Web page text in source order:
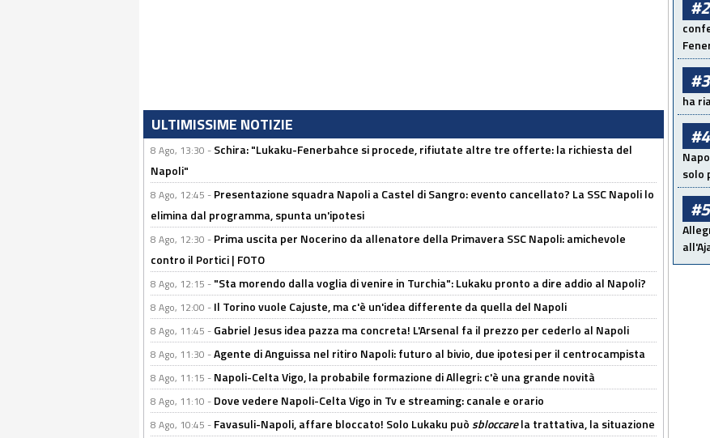
ULTIMISSIME NOTIZIE
8 Ago, 13:30 - Schira: "Lukaku-Fenerbahce si procede, rifiutate altre tre offerte: la richiesta del
Napoli"
8 Ago, 12:45 - Presentazione squadra Napoli a Castel di Sangro: evento cancellato? La SSC Napoli lo
elimina dal programma, spunta un'ipotesi
8 Ago, 12:30 - Prima uscita per Nocerino da allenatore della Primavera SSC Napoli: amichevole
contro il Portici | FOTO
8 Ago, 12:15 - "Sta morendo dalla voglia di venire in Turchia": Lukaku pronto a dire addio al Napoli?
8 Ago, 12:00 - Il Torino vuole Cajuste, ma c'è un'idea differente da quella del Napoli
8 Ago, 11:45 - Gabriel Jesus idea pazza ma concreta! L'Arsenal fa il prezzo per cederlo al Napoli
8 Ago, 11:30 -Agente di Anguissa nel ritiro Napoli: futuro al bivio, due ipotesi per il centrocampista
8 Ago, 11:15 - Napoli-Celta Vigo, la probabile formazione di Allegri: c'è una grande novità
8 Ago, 11:10 - Dove vedere Napoli-Celta Vigo in Tv e streaming: canale e orario
8 Ago, 10:45 - Favasuli-Napoli, affare bloccato! Solo Lukaku puòsbloccarela trattativa, la situazione
#2
#3
ha
#4
solo
#5